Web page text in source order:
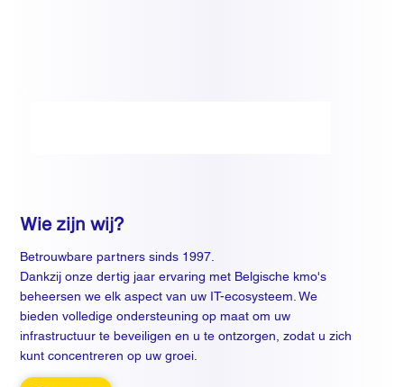
Wie zijn wij?
Betrouwbare partners sinds 1997.
Dankzij onze dertig jaar ervaring met Belgische kmo's
beheersen we elk aspect van uw IT-ecosysteem. We
bieden volledige ondersteuning op maat om uw
infrastructuur te beveiligen en u te ontzorgen, zodat u zich
kunt concentreren op uw groei.